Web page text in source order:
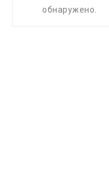
обнаружено.